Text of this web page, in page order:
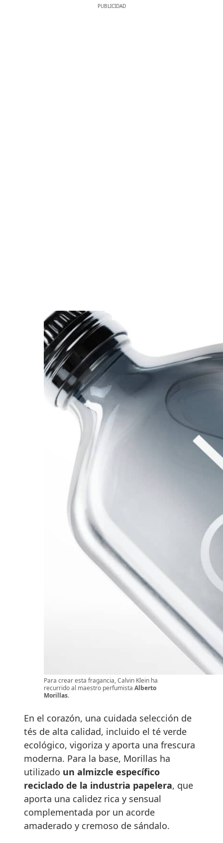
Para crear esta fragancia, Calvin Klein ha
recurrido al maestro perfumista Alberto
Morillas.
En el corazón, una cuidada selección de
tés de alta calidad, incluido el té verde
ecológico, vigoriza y aporta una frescura
moderna. Para la base, Morillas ha
utilizado un almizcle específico
reciclado de la industria papelera, que
aporta una calidez rica y sensual
complementada por un acorde
amaderado y cremoso de sándalo.